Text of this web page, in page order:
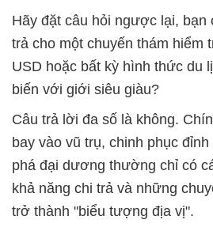
Hãy đặt câu hỏi ngược lại, bạn
trả cho một chuyến thám hiểm
USD hoặc bất kỳ hình thức du
biến với giới siêu giàu?
Câu trả lời đa số là không.
bay vào vũ trụ, chinh phục
phá đại dương thường chỉ có
khả năng chi trả và những
trở thành "biểu tượng địa vị".